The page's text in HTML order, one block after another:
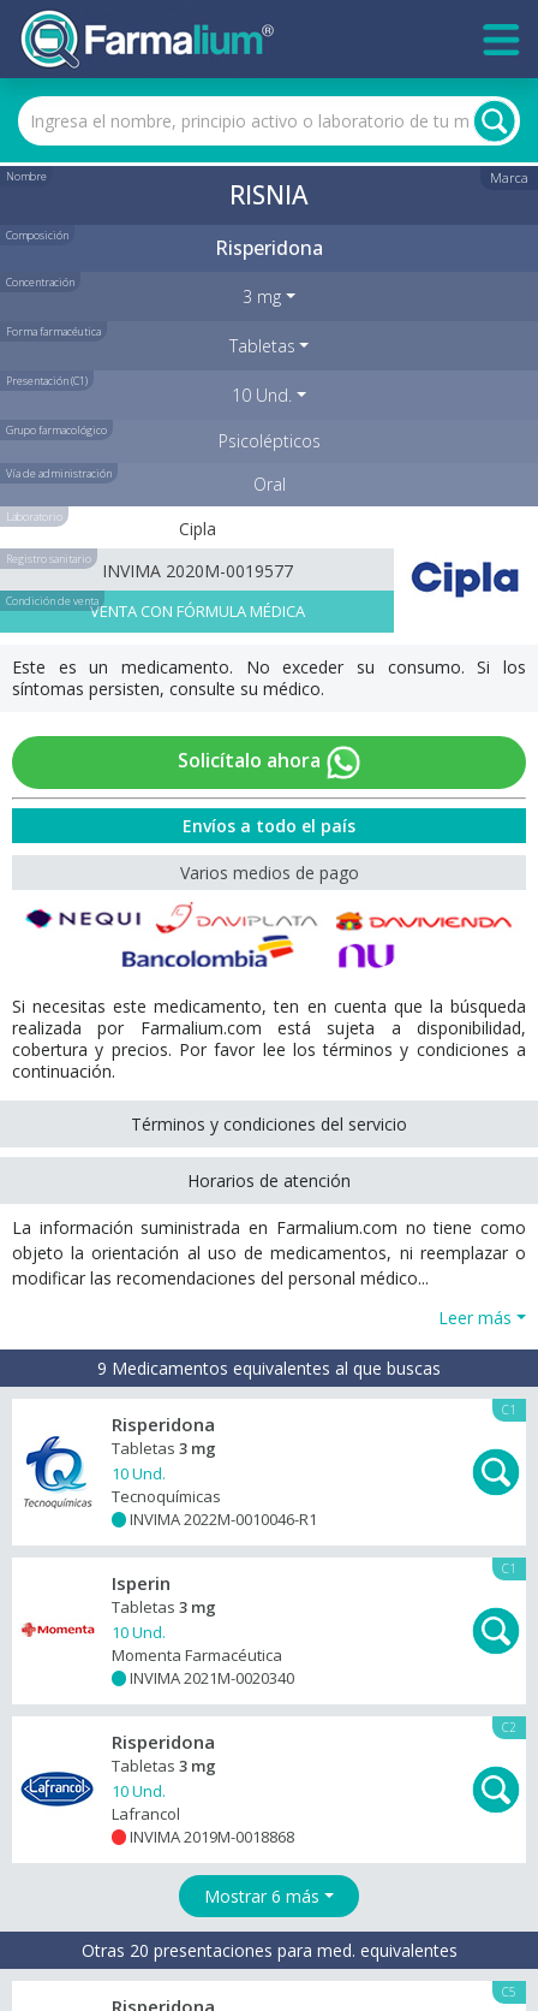
Nombre Marca
RISNIA
Composición Risperidona
Concentración
3 mg
Forma farmacéutica
Tabletas
Presentación (C1)
10 Und.
Grupo farmacológico Psicolépticos
Vía de administración Oral
Laboratorio
Cipla
Registro sanitario
INVIMA 2020M-0019577
Condición de ventaVENTA CON FÓRMULA MÉDICA
Este es un medicamento. No exceder su consumo. Si los
síntomas persisten, consulte su médico.
Solicítalo ahora
Envíos a todo el país
Varios medios de pago
Si necesitas este medicamento, ten en cuenta que la búsqueda
realizada por Farmalium.com está sujeta a disponibilidad,
cobertura y precios. Por favor lee los términos y condiciones a
continuación.
Términos y condiciones del servicio
Horarios de atención
La información suministrada en Farmalium.com no tiene como
objeto la orientación al uso de medicamentos, ni reemplazar o
modificar las recomendaciones del personal médico...
Leer más
9 Medicamentos equivalentes al que buscas
C1
Risperidona
Tabletas 3 mg
10 Und.
Tecnoquímicas
INVIMA 2022M-0010046-R1
C1
Isperin
Tabletas 3 mg
10 Und.
Momenta Farmacéutica
INVIMA 2021M-0020340
C2
Risperidona
Tabletas 3 mg
10 Und.
Lafrancol
INVIMA 2019M-0018868
Mostrar 6 más
Otras 20 presentaciones para med. equivalentes
C5
Risperidona